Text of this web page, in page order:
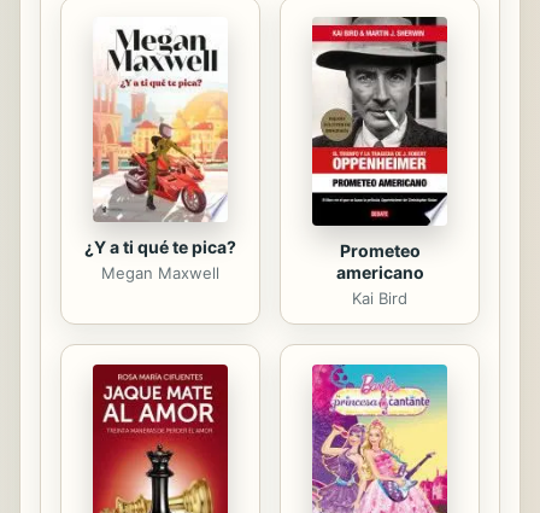
¿Y a ti qué te pica?
Megan Maxwell
Prometeo
americano
Kai Bird